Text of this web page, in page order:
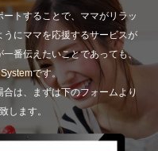
トすることで、ママがリラッ
にママを応援するサービスが
番伝えたいことであっても、
です。
は、まずは下のフォームより
します。